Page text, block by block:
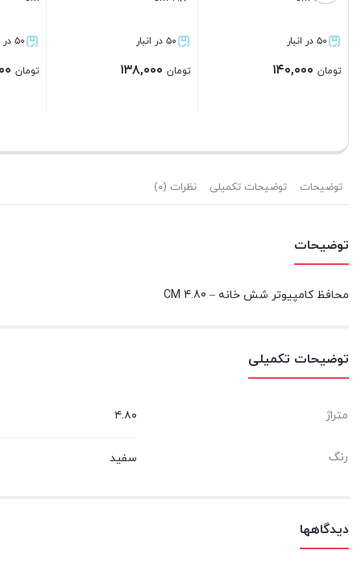
۵۰ در انبار
تومان۱۳۸,۰۰۰
۵۰ در انبار
تومان۱۳۰,۰۰۰
۴۶ در انبار
تومان۸۵,۰۰۰
توضیحات توضیحات تکمیلی نظرات (۰)
توضیحات
محافظ کامپیوتر شش خانه – 4.80 CM
توضیحات تکمیلی
متراژ ۴.۸۰
رنگ سفید
دیدگاهها